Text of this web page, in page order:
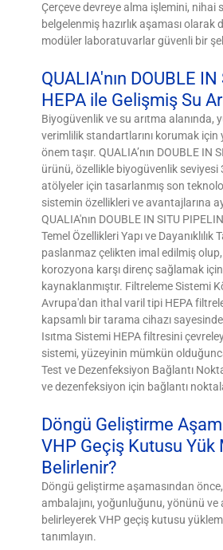
Çerçeve devreye alma işlemini, nihai
belgelenmiş hazırlık aşaması olarak
modüler laboratuvarlar güvenli bir
QUALIA'nın DOUBLE
HEPA ile Gelişmiş Su
Biyogüvenlik ve su arıtma alanında,
verimlilik standartlarını korumak
önem taşır. QUALIA’nın DOUBLE IN
ürünü, özellikle biyogüvenlik
atölyeler için tasarlanmış son
sistemin özellikleri ve avantajlarına
QUALIA'nın DOUBLE IN SITU
Temel Özellikleri Yapı ve
paslanmaz çelikten imal edilmiş olup,
korozyona karşı direnç sağlamak
kaynaklanmıştır. Filtreleme Sistemi
Avrupa'dan ithal varil tipi HEPA
kapsamlı bir tarama cihazı
Isıtma Sistemi HEPA filtresini
sistemi, yüzeyinin mümkün
Test ve Dezenfeksiyon Bağlantı
ve dezenfeksiyon için bağlantı
Döngü Geliştirme
VHP Geçiş Kutusu Yük
Belirlenir?
Döngü geliştirme aşamasından
ambalajını, yoğunluğunu, yönünü ve
belirleyerek VHP geçiş kutusu
tanımlayın.